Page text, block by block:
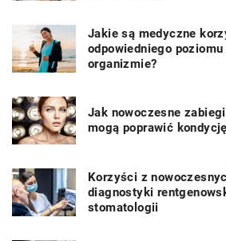
Jakie są medyczne
odpowiedniego
organizmie?
Jak nowoczesne
mogą poprawić
Korzyści z
diagnostyki
stomatologii